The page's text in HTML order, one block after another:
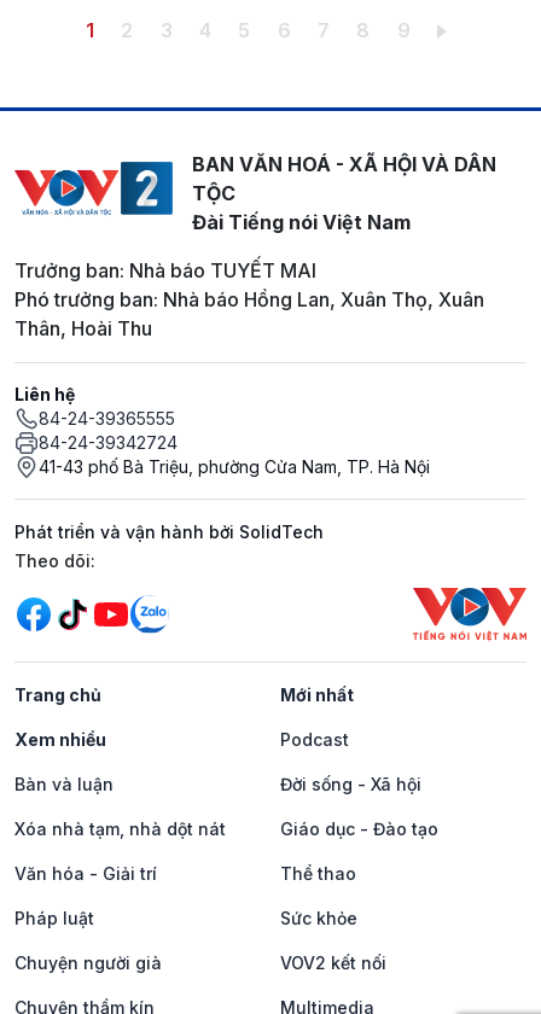
Pagination
Trang hiện thời
1 Trang
2 Trang
3 Trang
4 Trang
5 Trang
6 Trang
7 Trang
8 Trang
9
BAN VĂN HOÁ - XÃ HỘI VÀ DÂN
TỘC
Đài Tiếng nói Việt Nam
Trưởng ban: Nhà báo TUYẾT MAI
Phó trưởng ban: Nhà báo Hồng Lan, Xuân Thọ, Xuân
Thân, Hoài Thu
Liên hệ
84-24-39365555
84-24-39342724
41-43 phố Bà Triệu, phường Cửa Nam, TP. Hà Nội
Phát triển và vận hành bởi SolidTech
Mạng xã hội
Theo dõi:
Trang chủ Mới nhất
Xem nhiều Podcast
Bàn và luận Đời sống - Xã hội
Xóa nhà tạm, nhà dột nát Giáo dục - Đào tạo
Văn hóa - Giải trí Thể thao
Pháp luật Sức khỏe
Chuyện người già VOV2 kết nối
Chuyện thầm kín Multimedia